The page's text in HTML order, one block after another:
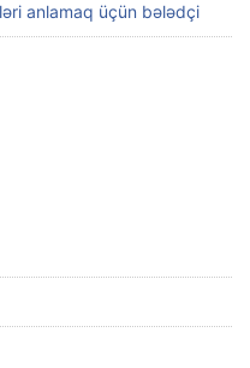
anlamaq üçün bələdçi